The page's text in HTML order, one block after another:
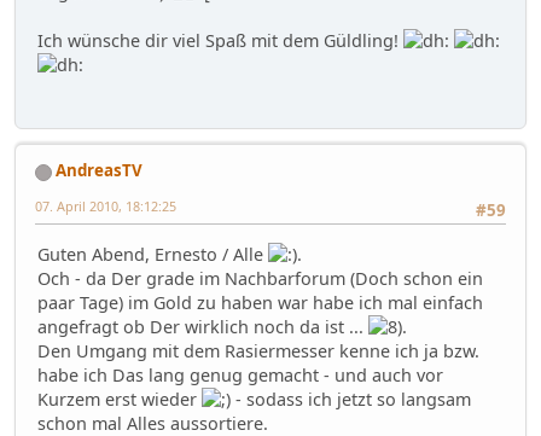
Ich wünsche dir viel Spaß mit dem Güldling!
AndreasTV
#59
07. April 2010, 18:12:25
Guten Abend, Ernesto / Alle
.
Och - da Der grade im Nachbarforum (Doch schon ein
paar Tage) im Gold zu haben war habe ich mal einfach
angefragt ob Der wirklich noch da ist ...
.
Den Umgang mit dem Rasiermesser kenne ich ja bzw.
habe ich Das lang genug gemacht - und auch vor
Kurzem erst wieder
- sodass ich jetzt so langsam
schon mal Alles aussortiere.